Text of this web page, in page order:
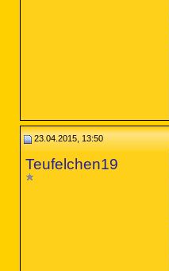
23.04.2015, 13:50
Teufelchen19